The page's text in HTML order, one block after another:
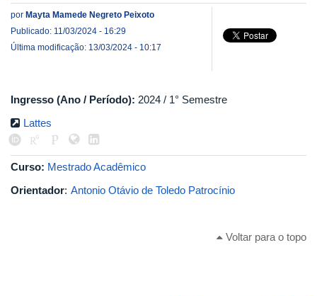
por Mayta Mamede Negreto Peixoto
Publicado: 11/03/2024 - 16:29
Última modificação: 13/03/2024 - 10:17
Ingresso (Ano / Período): 2024 / 1° Semestre
Lattes
Curso: Mestrado Acadêmico
Orientador: Antonio Otávio de Toledo Patrocínio
Voltar para o topo